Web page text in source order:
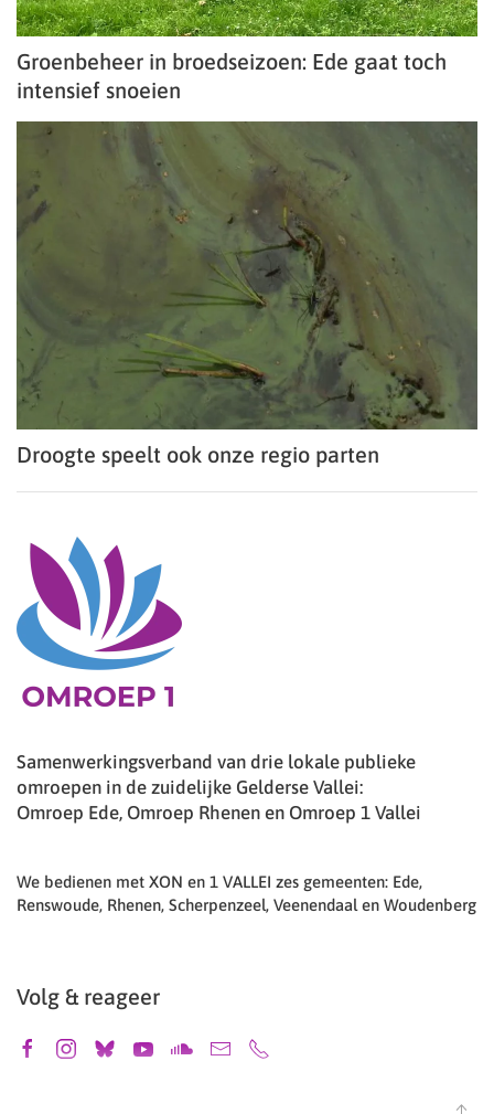
Groenbeheer in broedseizoen: Ede gaat toch
intensief snoeien
Droogte speelt ook onze regio parten
Samenwerkingsverband van drie lokale publieke
omroepen in de zuidelijke Gelderse Vallei:
Omroep Ede, Omroep Rhenen en Omroep 1 Vallei
We bedienen met XON en 1 VALLEI zes gemeenten: Ede,
Renswoude, Rhenen, Scherpenzeel, Veenendaal en Woudenberg
Volg & reageer